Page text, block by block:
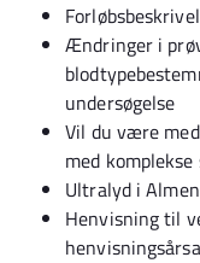
Ændringer i
undersøgelse
Vil du være
med
Ultralyd i
Henvisning til